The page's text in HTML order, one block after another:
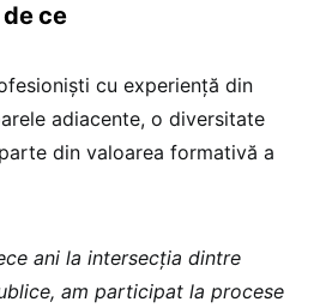
de ce
cu experiență din
adiacente, o diversitate
din valoarea formativă a
ani la intersecția dintre
am participat la procese